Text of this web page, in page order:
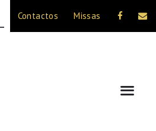
Contactos Missas